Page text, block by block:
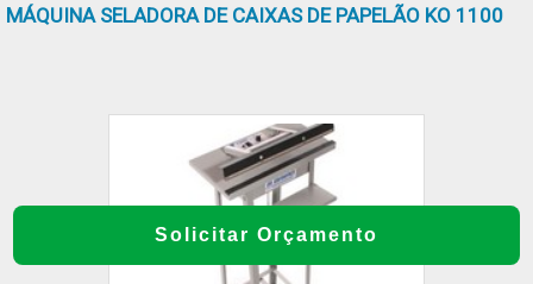
MÁQUINA SELADORA DE CAIXAS DE PAPELÃO KO 1100
Solicitar Orçamento